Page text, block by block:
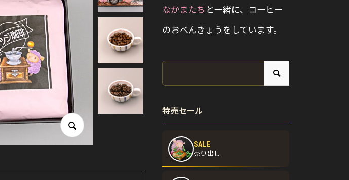
なかまたち と一緒に、コーヒー
のおべんきょうをしています。
特売セール
SALE
売り出し